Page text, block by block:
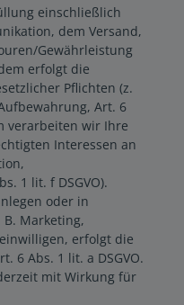
einschließlich
dem Versand,
Gewährleistung
erfolgt die
Pflichten (z.
Art. 6
verarbeiten wir Ihre
Interessen an
1 lit. f DSGVO).
oder in
Marketing,
erfolgt die
6 Abs. 1 lit. a DSGVO.
mit Wirkung für